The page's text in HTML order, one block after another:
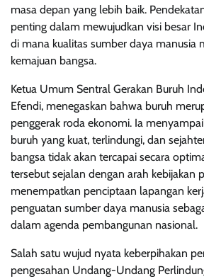
masa depan yang lebih baik.
penting dalam mewujudkan visi besar
di mana kualitas sumber daya manusia
kemajuan bangsa.
Ketua Umum Sentral Gerakan Buruh
Efendi, menegaskan bahwa buruh
penggerak roda ekonomi. Ia
buruh yang kuat, terlindungi, dan
bangsa tidak akan tercapai secara
tersebut sejalan dengan arah kebijakan
menempatkan penciptaan lapangan
penguatan sumber daya manusia
dalam agenda pembangunan nasional.
Salah satu wujud nyata keberpihakan
pengesahan Undang-Undang